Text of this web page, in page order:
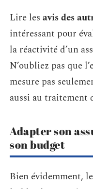
Lire les avis des
intéressant pour
la réactivité d’un
N’oubliez pas que
mesure pas
aussi au traitement
Adapter son
son budget
Bien évidemment, le